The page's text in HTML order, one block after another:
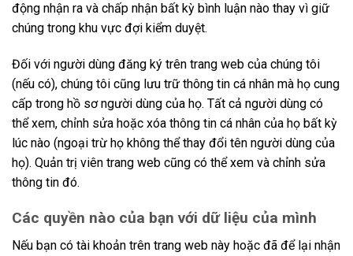
động nhận ra và chấp nhận bất kỳ bình luận nào thay vì giữ
chúng trong khu vực đợi kiểm duyệt.
Đối với người dùng đăng ký trên trang web của chúng tôi
(nếu có), chúng tôi cũng lưu trữ thông tin cá nhân mà họ cung
cấp trong hồ sơ người dùng của họ. Tất cả người dùng có
thể xem, chỉnh sửa hoặc xóa thông tin cá nhân của họ bất kỳ
lúc nào (ngoại trừ họ không thể thay đổi tên người dùng của
họ). Quản trị viên trang web cũng có thể xem và chỉnh sửa
thông tin đó.
Các quyền nào của bạn với dữ liệu của mình
Nếu bạn có tài khoản trên trang web này hoặc đã để lại nhận